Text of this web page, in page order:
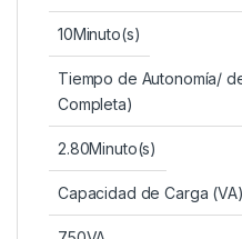
10Minuto(s)
Tiempo de Autonomía/
Completa)
2.80Minuto(s)
Capacidad de Carga (VA)